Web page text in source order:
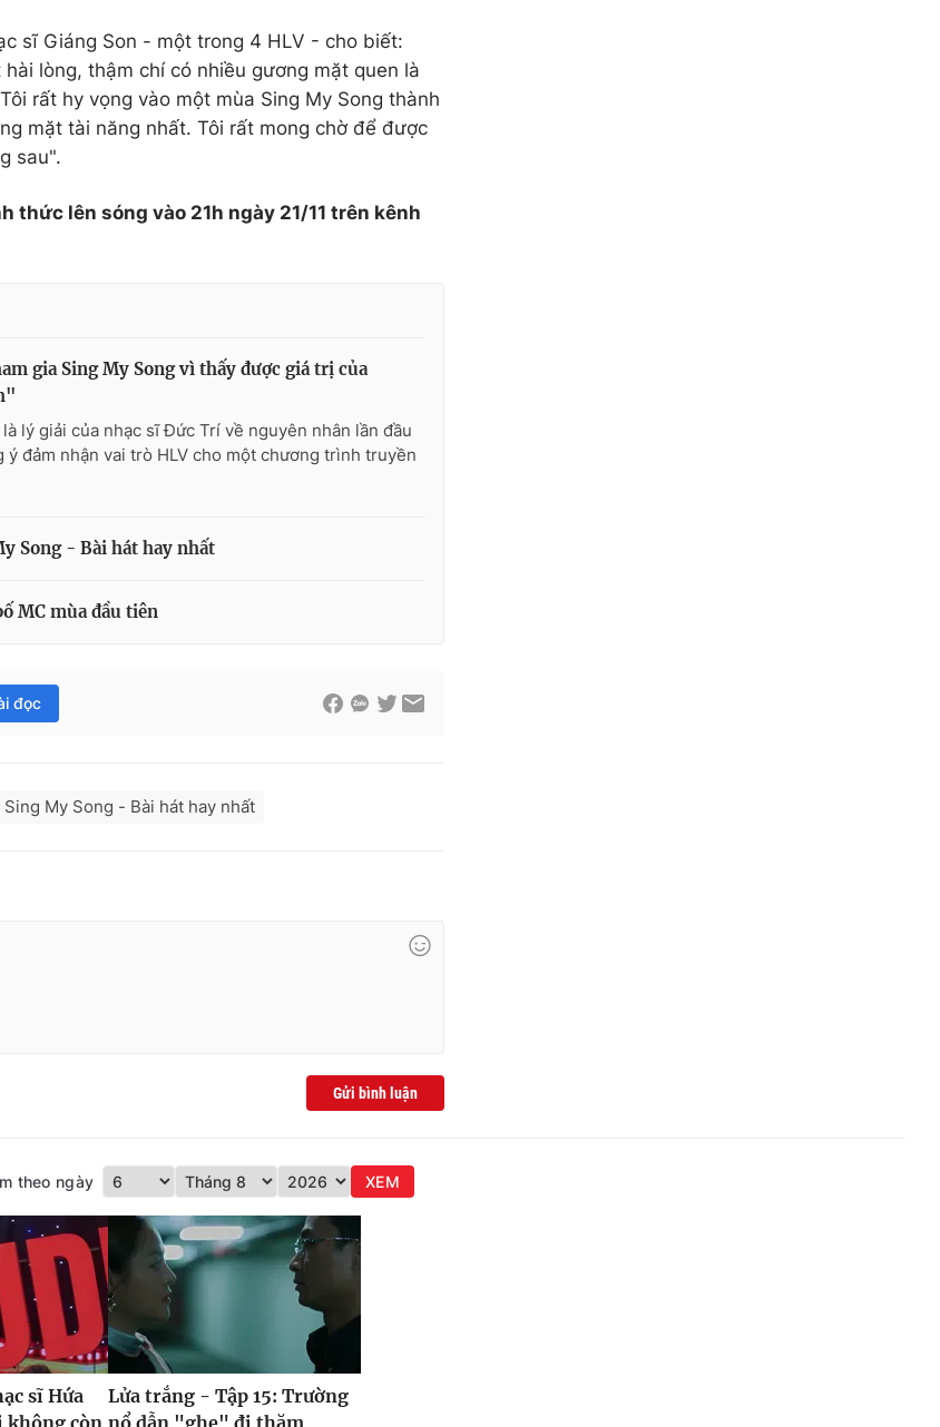
sĩ Giáng Son - một trong 4 HLV - cho biết:
lòng, thậm chí có nhiều gương mặt quen là
rất hy vọng vào một mùa Sing My Song thành
mặt tài năng nhất. Tôi rất mong chờ để được
sau".
thức lên sóng vào 21h ngày 21/11 trên kênh
gia Sing My Song vì thấy được giá trị của
lý giải của nhạc sĩ Đức Trí về nguyên nhân lần đầu
ý đảm nhận vai trò HLV cho một chương trình truyền
Song - Bài hát hay nhất
MC mùa đầu tiên
đọc
Sing My Song - Bài hát hay nhất
Gửi bình luận
theo ngày XEM
sĩ Hứa
Lửa trắng - Tập 15: Trường